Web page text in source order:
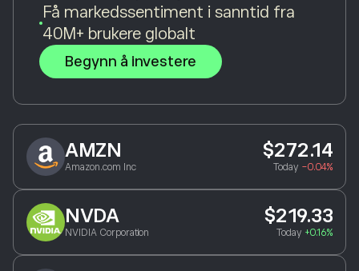
Få markedssentiment i sanntid fra
40M+ brukere globalt
Begynn å investere
AMZN
Amazon.com Inc
$272.14
Today -0.04%
NVDA
NVIDIA Corporation
$219.33
Today +0.16%